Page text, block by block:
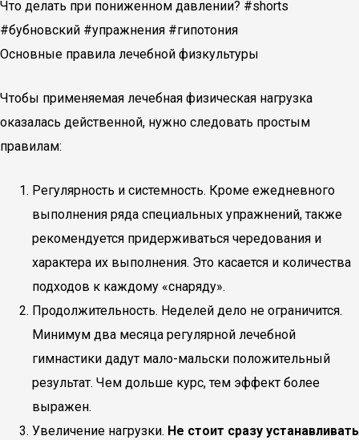
Что делать при пониженном давлении? #shorts
#бубновский #упражнения #гипотония
Основные правила лечебной физкультуры
Чтобы применяемая лечебная физическая нагрузка
оказалась действенной, нужно следовать простым
правилам:
Регулярность и системность. Кроме ежедневного
выполнения ряда специальных упражнений, также
рекомендуется придерживаться чередования и
характера их выполнения. Это касается и количества
подходов к каждому «снаряду».
Продолжительность. Неделей дело не ограничится.
Минимум два месяца регулярной лечебной
гимнастики дадут мало-мальски положительный
результат. Чем дольше курс, тем эффект более
выражен.
Увеличение нагрузки. Не стоит сразу устанавливать